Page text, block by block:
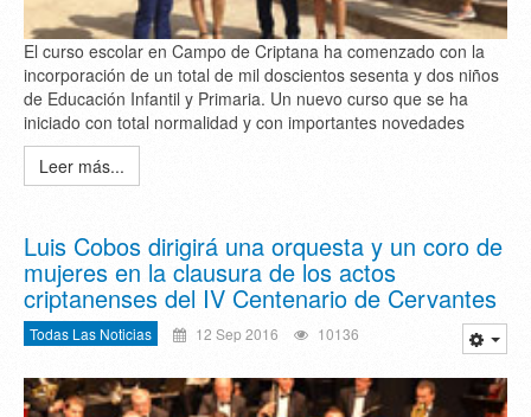
El curso escolar en Campo de Criptana ha comenzado con la
incorporación de un total de mil doscientos sesenta y dos niños
de Educación Infantil y Primaria. Un nuevo curso que se ha
iniciado con total normalidad y con importantes novedades
Leer más...
Luis Cobos dirigirá una orquesta y un coro de
mujeres en la clausura de los actos
criptanenses del IV Centenario de Cervantes
Todas Las Noticias 12 Sep 2016 10136